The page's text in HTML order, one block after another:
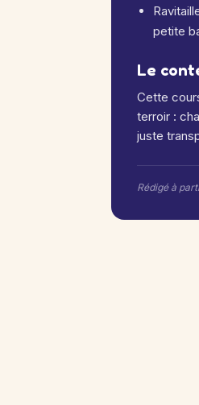
petite
Le
Cette
terroir :
juste
Rédigé à